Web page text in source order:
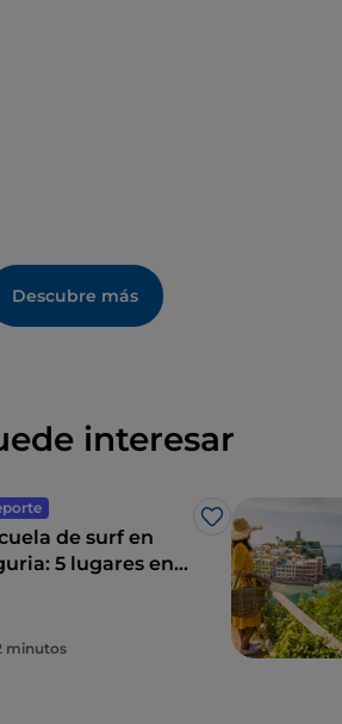
Descubre más
interesar
Me gusta
de surf en
5 lugares en
minutos